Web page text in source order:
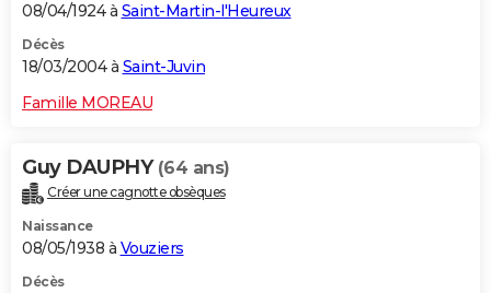
08/04/1924 à Saint-Martin-l'Heureux
Décès
18/03/2004 à Saint-Juvin
Famille MOREAU
Guy DAUPHY (64 ans)
Créer une cagnotte obsèques
Naissance
08/05/1938 à Vouziers
Décès